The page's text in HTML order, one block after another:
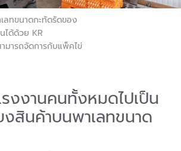
ลทขนาดกะทัดรัดของ
ได้ด้วย KR
มารถจัดการกับแพ็คไข่
รงงานคนทั้งหมดไปเป็น
งสินค้าบนพาเลทขนาด